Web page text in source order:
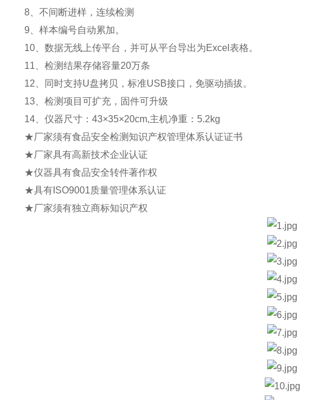
8、不间断进样，连续检测
9、样本编号自动累加。
10、数据无线上传平台，并可从平台导出为Excel表格。
11、检测结果存储容量20万条
12、同时支持U盘拷贝，标准USB接口，免驱动插拔。
13、检测项目可扩充，固件可升级
14、仪器尺寸：43×35×20cm,主机净重：5.2kg
★厂家须有食品安全检测知识产权管理体系认证证书
★厂家具有高新技术企业认证
★仪器具有食品安全转件著作权
★具有ISO9001质量管理体系认证
★厂家须有独立商标知识产权